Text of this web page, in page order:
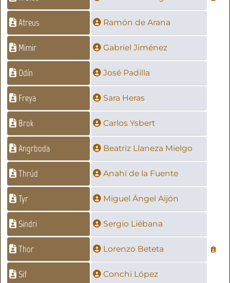
Atreus Ramón de Arana
Mimir Gabriel Jiménez
Odín José Padilla
Freya Sara Heras
Brok Carlos Ysbert
Angrboda Beatriz Llaneza Mielgo
Thrúd Anahí de la Fuente
Tyr Miguel Ángel Aijón
Sindri Sergio Liébana
Thor Lorenzo Beteta
Sif Conchi López